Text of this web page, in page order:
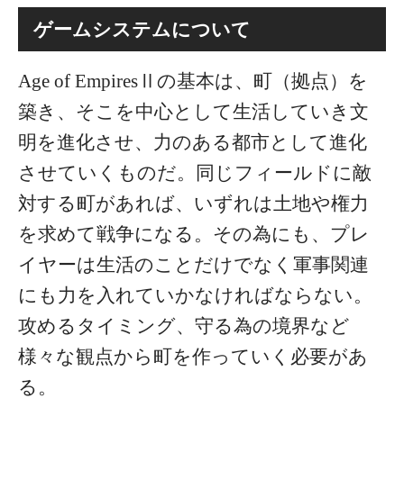
ゲームシステムについて
Age of EmpiresⅡの基本は、町（拠点）を
築き、そこを中心として生活していき文
明を進化させ、力のある都市として進化
させていくものだ。同じフィールドに敵
対する町があれば、いずれは土地や権力
を求めて戦争になる。その為にも、プレ
イヤーは生活のことだけでなく軍事関連
にも力を入れていかなければならない。
攻めるタイミング、守る為の境界など
様々な観点から町を作っていく必要があ
る。